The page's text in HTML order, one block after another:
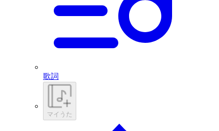
歌詞
マイうた